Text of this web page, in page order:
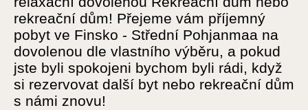
rekreační dům! Přejeme vám příjemný
pobyt ve Finsko - Střední Pohjanmaa na
dovolenou dle vlastního výběru, a pokud
jste byli spokojeni bychom byli rádi, když
si rezervovat další byt nebo rekreační dům
s námi znovu!